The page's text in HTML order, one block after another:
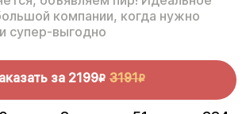
компании, когда нужно
супер-выгодно
за 2199R 3191R